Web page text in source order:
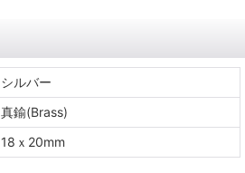
シルバー
真鍮(Brass)
18ｘ20mm